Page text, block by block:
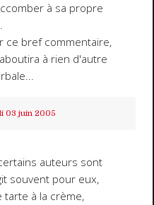
à sa propre
ce bref commentaire,
à rien d'autre
03 juin 2005
auteurs sont
souvent pour eux,
à la crème,